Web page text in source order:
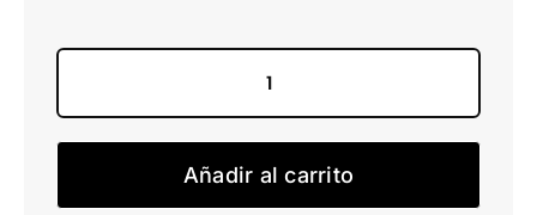
Speedster
20
Añadir al carrito